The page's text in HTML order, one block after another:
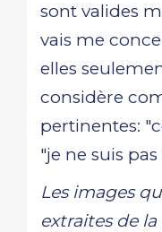
sont valides
vais me
elles
considère
pertinentes:
"je ne suis
Les images
extraites de